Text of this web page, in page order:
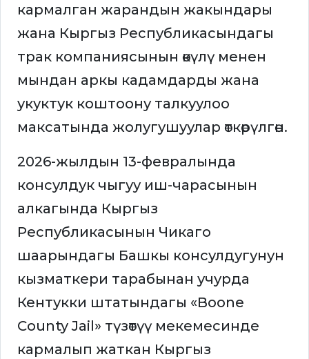
кармалган жарандын жакындары
жана Кыргыз Республикасындагы
трак компаниясынын өкүлү менен
мындан аркы кадамдарды жана
укуктук коштоону талкуулоо
максатында жолугушуулар өткөрүлгөн.
2026-жылдын 13-февралында
консулдук чыгуу иш-чарасынын
алкагында Кыргыз
Республикасынын Чикаго
шаарындагы Башкы консулдугунун
кызматкери тарабынан учурда
Кентукки штатындагы «Boone
County Jail» түзөтүү мекемесинде
кармалып жаткан Кыргыз